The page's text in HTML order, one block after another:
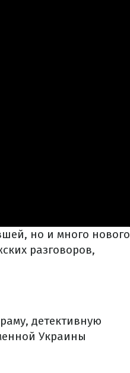
но и много нового
разговоров,
детективную
Украины